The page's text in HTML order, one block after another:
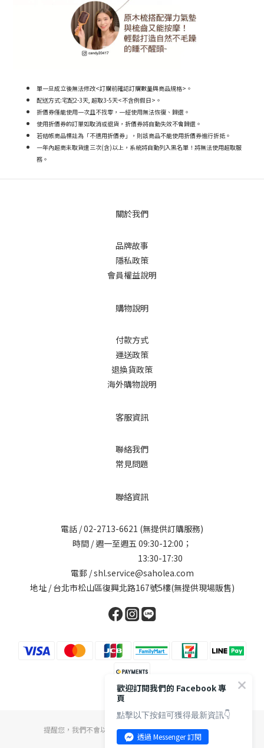
單一旦成立後無法修改<訂購前確認訂購數量與商品規格>。
配送方式:宅配2-3天, 超取3-5天<不含例假日>。
折價券僅能使用一次且不找零，一經使用無法恢復、歸還。
使用折價券的訂單如取消或退貨，折價券將自動失效不會歸還。
若結帳商品標註為「不適用折價券」，則該商品不能使用折價券進行折抵。
一年內超商未取貨達三次(含)以上，系統將自動列入黑名單！將無法使用超取服
務。
關於我們
品牌故事
隱私政策
會員權益說明
購物說明
付款方式
運送政策
退換貨政策
海外購物說明
客服資訊
聯絡我們
常見問題
聯絡資訊
電話 /02-2713-6621 (無提供訂購服務)
時間 / 週一至週五 09:30-12:00；
13:30-17:30
電郵 / shl.service@saholea.com
地址 / 台北市松山區復興北路167號5樓(無提供現場販售)
提醒您，我們不會以電話或簡訊方式通知變更付款方式。
歡迎訂閱我們的 Facebook 專
頁
點擊以下按鈕可獲得最新資訊👇
透過 Messenger 訂閱